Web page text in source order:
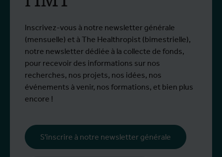
Du 6 au 17 juillet 2026, Stien Vereecken et
de l'Unité d'Entomologie `à l'IMT, ont
participé à un programme de formation
spécialisé chez Ecodevelopment, en
Grèce, grâce au soutien d'une bourse de
mobilité Erasmus+.
Inscrivez-vous à notre newsletter générale
(mensuelle) et à The Healthropist (bimestrielle),
notre newsletter dédiée à la collecte de fonds,
pour recevoir des informations sur nos
recherches, nos projets, nos idées, nos
événements à venir, nos formations, et bien plus
encore !
S'inscrire à notre newsletter générale